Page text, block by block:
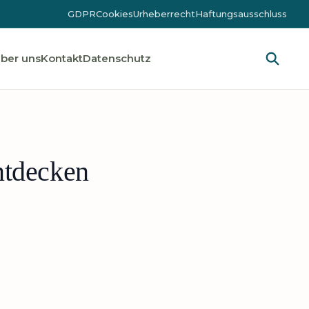
GDPRCookiesUrheberrechtHaftungsausschluss
unsKontaktDatenschutz